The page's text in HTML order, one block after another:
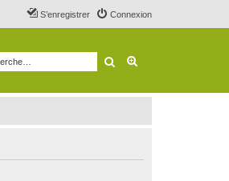
Connexion
S’enregistrer
Rechercher